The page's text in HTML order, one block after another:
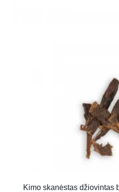
Kimo skanėstas džiovintas